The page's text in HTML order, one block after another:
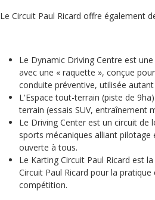
Le Circuit Paul Ricard offre également
Le Dynamic Driving Centre est
avec une « raquette », conçue
conduite préventive, utilisée
L'Espace tout-terrain (piste de
terrain (essais SUV, entraînement
Le Driving Center est un circuit de
sports mécaniques alliant
ouverte à tous.
Le Karting Circuit Paul Ricard est
Circuit Paul Ricard pour la
compétition.